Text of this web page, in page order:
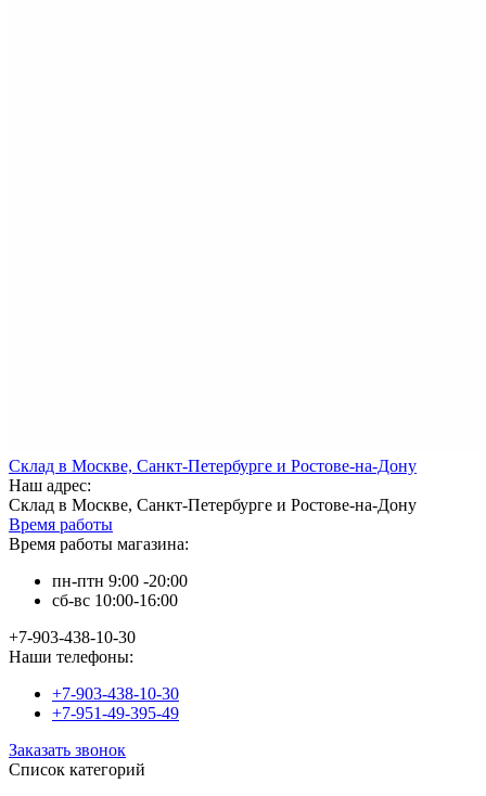
Склад в Москве, Санкт-Петербурге и Ростове-на-Дону
Наш адрес:
Склад в Москве, Санкт-Петербурге и Ростове-на-Дону
Время работы
Время работы магазина:
пн-птн 9:00 -20:00
сб-вс 10:00-16:00
+7-903-438-10-30
Наши телефоны:
+7-903-438-10-30
+7-951-49-395-49
Заказать звонок
Список категорий